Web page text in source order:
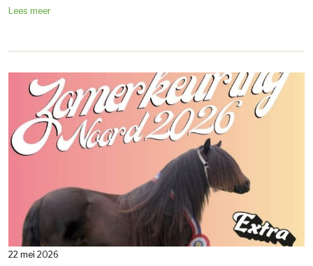
Lees meer
22 mei 2026